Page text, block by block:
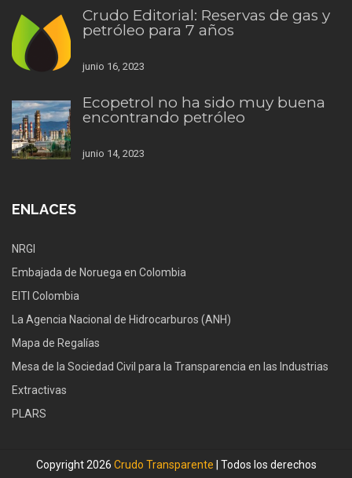
Crudo Editorial: Reservas de gas y
petróleo para 7 años
junio 16, 2023
Ecopetrol no ha sido muy buena
encontrando petróleo
junio 14, 2023
ENLACES
NRGI
Embajada de Noruega en Colombia
EITI Colombia
La Agencia Nacional de Hidrocarburos (ANH)
Mapa de Regalías
Mesa de la Sociedad Civil para la Transparencia en las Industrias
Extractivas
PLARS
Copyright 2026 Crudo Transparente | Todos los derechos